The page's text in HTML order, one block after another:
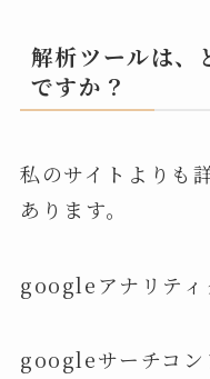
解析ツールは、
ですか？
私のサイトよりも
あります。
googleアナリティ
googleサーチコン